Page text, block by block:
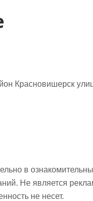
Красновишерск
в
Не является
не несет.